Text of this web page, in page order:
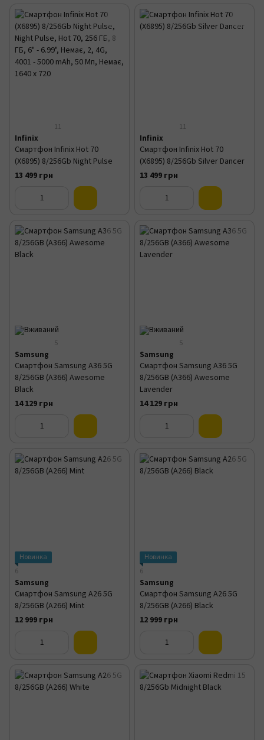
11
Infinix
Смартфон Infinix Hot 70
(X6895) 8/256Gb Night Pulse
13 499 грн
11
Infinix
Смартфон Infinix Hot 70
(X6895) 8/256Gb Silver Dancer
13 499 грн
5
Samsung
Смартфон Samsung A36 5G
8/256GB (A366) Awesome
Black
14 129 грн
5
Samsung
Смартфон Samsung A36 5G
8/256GB (A366) Awesome
Lavender
14 129 грн
Новинка
6
Samsung
Смартфон Samsung A26 5G
8/256GB (A266) Mint
12 999 грн
Новинка
6
Samsung
Смартфон Samsung A26 5G
8/256GB (A266) Black
12 999 грн